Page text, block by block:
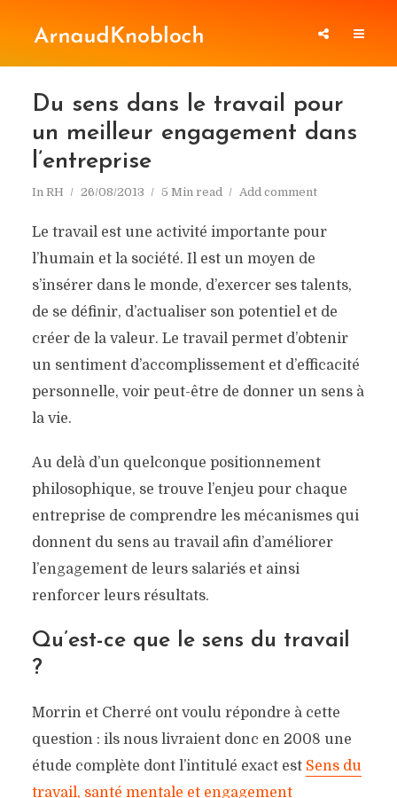
Du sens dans le travail pour
un meilleur engagement dans
l’entreprise
In RH 26/08/2013 5 Min read Add comment
Le travail est une activité importante pour
l’humain et la société. Il est un moyen de
s’insérer dans le monde, d’exercer ses talents,
de se définir, d’actualiser son potentiel et de
créer de la valeur. Le travail permet d’obtenir
un sentiment d’accomplissement et d’efficacité
personnelle, voir peut-être de donner un sens à
la vie.
Au delà d’un quelconque positionnement
philosophique, se trouve l’enjeu pour chaque
entreprise de comprendre les mécanismes qui
donnent du sens au travail afin d’améliorer
l’engagement de leurs salariés et ainsi
renforcer leurs résultats.
Qu’est-ce que le sens du travail
?
Morrin et Cherré ont voulu répondre à cette
question : ils nous livraient donc en 2008 une
étude complète dont l’intitulé exact est Sens du
travail, santé mentale et engagement